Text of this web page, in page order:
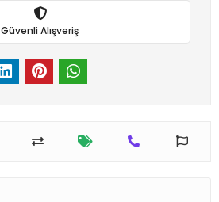
Güvenli Alışveriş